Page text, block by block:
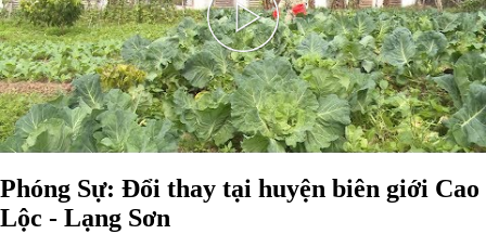
Play
Video
Phóng Sự: Đổi thay tại huyện biên giới Cao
Lộc - Lạng Sơn